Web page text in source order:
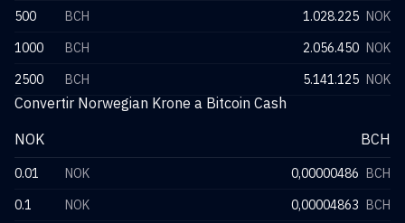
500
BCH 1.028.225 NOK
1000
BCH 2.056.450 NOK
2500
BCH 5.141.125 NOK
Convertir Norwegian Krone a Bitcoin Cash
NOK
BCH
0.01 NOK 0,00000486 BCH
0.1
NOK 0,00004863 BCH